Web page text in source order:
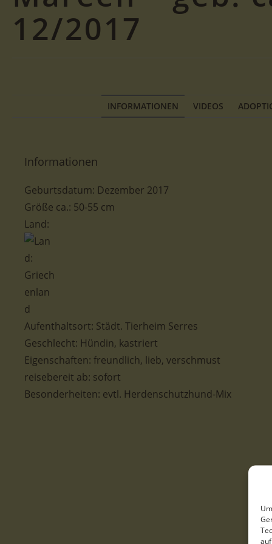
12/2017
INFORMATIONEN VIDEOS
Informationen
Geburtsdatum: Dezember 2017
Größe ca.: 50-55 cm
Land:
Aufenthaltsort: Städt. Tierheim Serres
Geschlecht: Hündin, kastriert
Eigenschaften: freundlich, lieb, verschmust
reisebereit ab: sofort
Besonderheiten: evtl. Herdenschutzhund-Mix